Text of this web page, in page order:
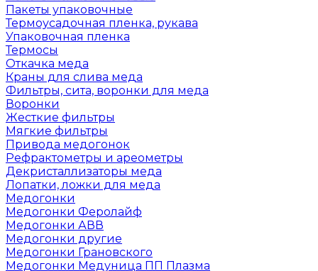
Пакеты упаковочные
Термоусадочная пленка, рукава
Упаковочная пленка
Термосы
Откачка меда
Краны для слива меда
Фильтры, сита, воронки для меда
Воронки
Жесткие фильтры
Мягкие фильтры
Привода медогонок
Рефрактометры и ареометры
Декристаллизаторы меда
Лопатки, ложки для меда
Медогонки
Медогонки Феролайф
Медогонки АВВ
Медогонки другие
Медогонки Грановского
Медогонки Медуница ПП Плазма